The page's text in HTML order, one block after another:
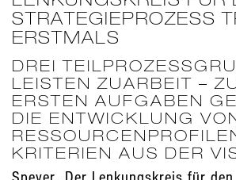
STRATEGIEPROZESS
ERSTMALS
DREI
LEISTEN ZUARBEIT –
ERSTEN AUFGABEN
DIE ENTWICKLUNG
KRITERIEN AUS DER
Speyer. Der Lenkungskreis für den